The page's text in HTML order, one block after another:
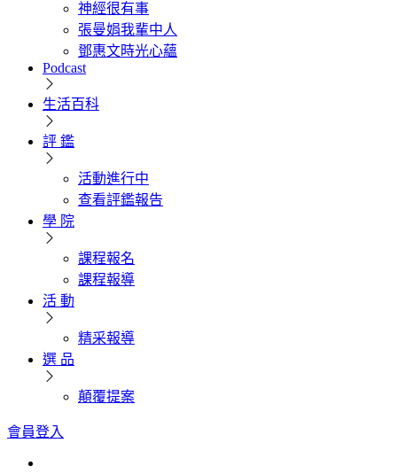
神經很有事
張曼娟我輩中人
鄧惠文時光心蘊
Podcast
生活百科
評 鑑
活動進行中
查看評鑑報告
學 院
課程報名
課程報導
活 動
精采報導
選 品
顛覆提案
會員登入